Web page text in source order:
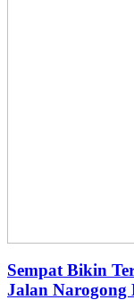
Sempat Bikin
Jalan Narogong